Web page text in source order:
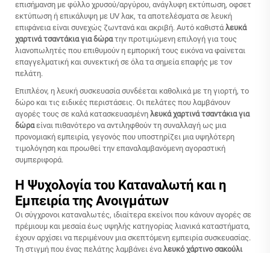
επισήμανση με φύλλο χρυσού/αργύρου, ανάγλυφη εκτύπωση, οφσετ
εκτύπωση ή επικάλυψη με UV λακ, τα αποτελέσματα σε λευκή
επιφάνεια είναι συνεχώς ζωντανά και ακριβή. Αυτό καθιστάλευκά
χαρτινά τσαντάκια για δώρατην προτιμώμενη επιλογή για τους
λιανοπωλητές που επιθυμούν η εμπορική τους εικόνα να φαίνεται
επαγγελματική και συνεκτική σε όλα τα σημεία επαφής με τον
πελάτη.
Επιπλέον, η λευκή συσκευασία συνδέεται καθολικά με τη γιορτή, το
δώρο και τις ειδικές περιστάσεις. Οι πελάτες που λαμβάνουν
αγορές τους σε καλά κατασκευασμένη λευκά χαρτινά τσαντάκια για
δώραείναι πιθανότερο να αντιληφθούν τη συναλλαγή ως μια
προνομιακή εμπειρία, γεγονός που υποστηρίζει μια υψηλότερη
τιμολόγηση και προωθεί την επαναλαμβανόμενη αγοραστική
συμπεριφορά.
Η Ψυχολογία του Καταναλωτή και η
Εμπειρία της Ανοιγμάτων
Οι σύγχρονοι καταναλωτές, ιδιαίτερα εκείνοι που κάνουν αγορές σε
πρέμιουμ και μεσαία έως υψηλής κατηγορίας λιανικά καταστήματα,
έχουν αρχίσει να περιμένουν μια σκεπτόμενη εμπειρία συσκευασίας.
Τη στιγμή που ένας πελάτης λαμβάνει έναλευκό χάρτινο σακούλι